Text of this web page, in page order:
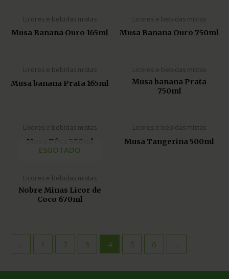
Licores e bebidas mistas
Musa Banana Ouro 165ml
Licores e bebidas mistas
Musa Banana Ouro 750ml
Licores e bebidas mistas
Musa banana Prata 165ml
Licores e bebidas mistas
Musa banana Prata
750ml
Licores e bebidas mistas
Musa Pêra 500ml
Licores e bebidas mistas
Musa Tangerina 500ml
ESGOTADO
Licores e bebidas mistas
Nobre Minas Licor de
Coco 670ml
← 1 2 3 4 5 6 →